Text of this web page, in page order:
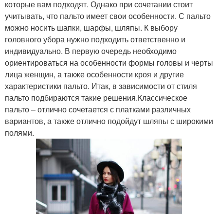
которые вам подходят. Однако при сочетании стоит
учитывать, что пальто имеет свои особенности. С пальто
можно носить шапки, шарфы, шляпы. К выбору
головного убора нужно подходить ответственно и
индивидуально. В первую очередь необходимо
ориентироваться на особенности формы головы и черты
лица женщин, а также особенности кроя и другие
характеристики пальто. Итак, в зависимости от стиля
пальто подбираются такие решения.Классическое
пальто – отлично сочетается с платками различных
вариантов, а также отлично подойдут шляпы с широкими
полями.